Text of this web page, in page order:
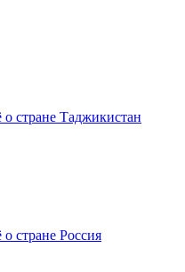
о стране Таджикистан
о стране Россия